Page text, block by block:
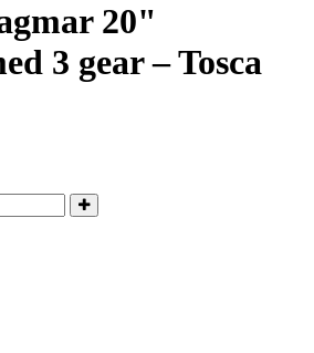
20"
3 gear – Tosca